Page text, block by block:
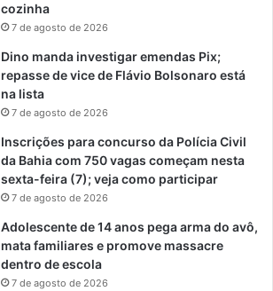
cozinha
7 de agosto de 2026
Dino manda investigar emendas Pix;
repasse de vice de Flávio Bolsonaro está
na lista
7 de agosto de 2026
Inscrições para concurso da Polícia Civil
da Bahia com 750 vagas começam nesta
sexta-feira (7); veja como participar
7 de agosto de 2026
Adolescente de 14 anos pega arma do avô,
mata familiares e promove massacre
dentro de escola
7 de agosto de 2026